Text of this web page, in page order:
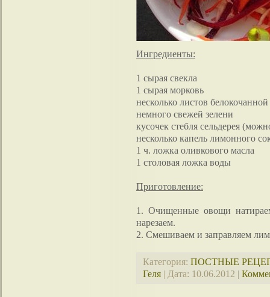
Ингредиенты:
1 сырая свекла
1 сырая морковь
несколько листов
немного свежей зелени
кусочек стебля сельдерея
несколько капель лимонного
1 ч. ложка оливкового масла
1 столовая ложка воды
Приготовление:
1. Очищенные овощи
нарезаем.
2. Смешиваем и заправляем
Категория: ПОСТНЫЕ
Геля | Дата: 10.06.2012 |